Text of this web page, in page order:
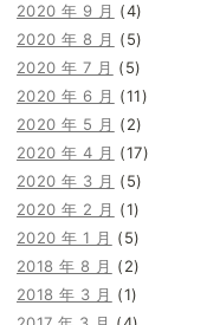
2020 年 9 月 (4)
2020 年 8 月 (5)
2020 年 7 月 (5)
2020 年 6 月 (11)
2020 年 5 月 (2)
2020 年 4 月 (17)
2020 年 3 月 (5)
2020 年 2 月 (1)
2020 年 1 月 (5)
2018 年 8 月 (2)
2018 年 3 月 (1)